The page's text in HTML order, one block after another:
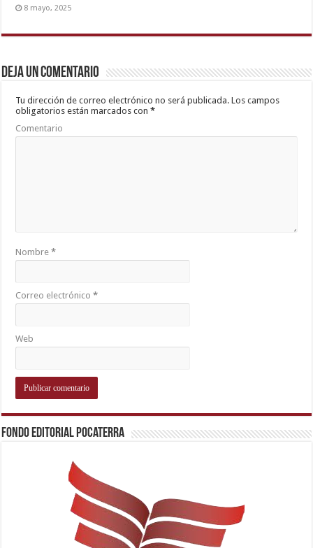
8 mayo, 2025
Deja un comentario
Tu dirección de correo electrónico no será publicada. Los campos
obligatorios están marcados con*
Comentario
Nombre*
Correo electrónico*
Web
Fondo Editorial Pocaterra